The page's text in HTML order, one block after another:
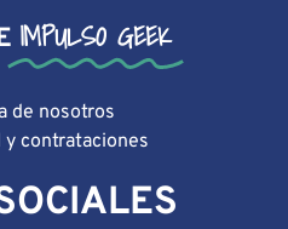
IMPULSO GEEK
de nosotros
y contrataciones